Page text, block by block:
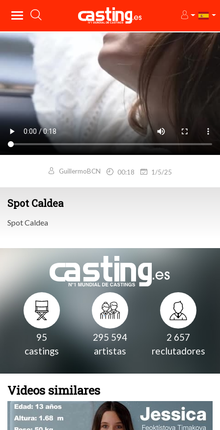
GuillermoBCN 00:18 1/5/25
Spot Caldea
Spot Caldea
95
castings
295 594
artistas
2 657
reclutadores
Videos similares